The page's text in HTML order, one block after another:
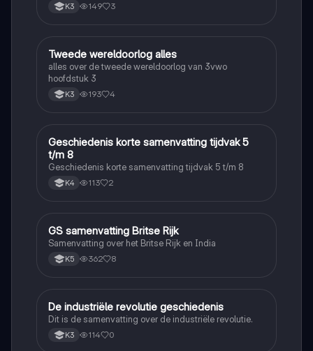
K3 149 3
Geschiedenis
Tweede wereldoorlog alles
alles over de tweede wereldoorlog van 3vwo
hoofdstuk 3
K3 193 4
Geschiedenis
Geschiedenis korte samenvatting tijdvak 5
t/m 8
Geschiedenis korte samenvatting tijdvak 5 t/m 8
K4 113 2
Geschiedenis
GS samenvatting Britse Rijk
Samenvatting over het Britse Rijk en India
K5 362 8
Geschiedenis
De industriële revolutie geschiedenis
Dit is de samenvatting over de industriële revolutie.
K3 114 0